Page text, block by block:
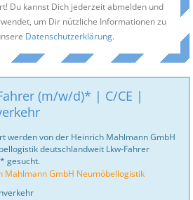
Du kannst Dich jederzeit abmelden und
um Dir nützliche Informationen zu
Datenschutzerklärung.
(m/w/d)* | C/CE |
werden von der Heinrich Mahlmann GmbH
deutschlandweit Lkw-Fahrer
gesucht.
Mahlmann GmbH Neumöbellogistik